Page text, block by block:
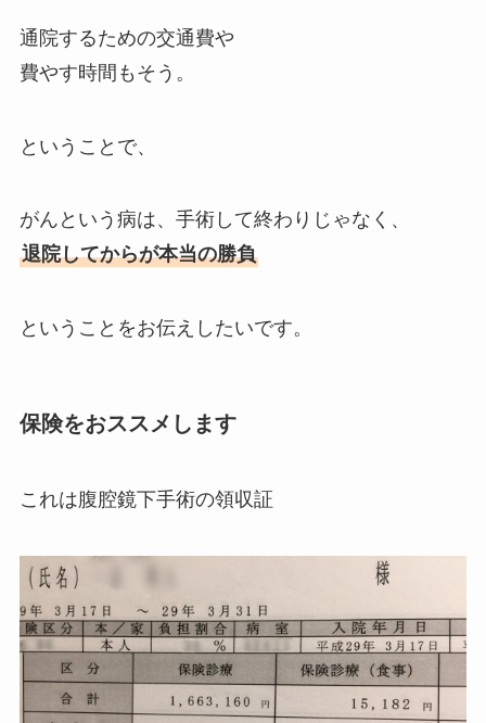
通院するための交通費や
費やす時間もそう。
ということで、
がんという病は、手術して終わりじゃなく、
退院してからが本当の勝負
ということをお伝えしたいです。
保険をおススメします
これは腹腔鏡下手術の領収証